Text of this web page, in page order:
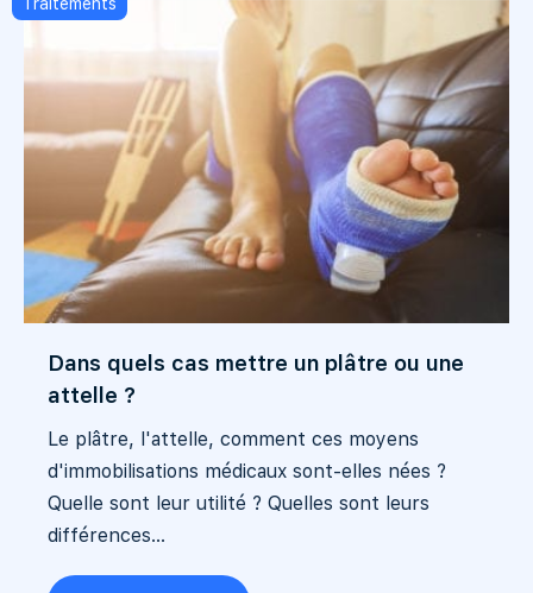
Dans quels cas mettre un plâtre ou une
attelle ?
Le plâtre, l'attelle, comment ces moyens
d'immobilisations médicaux sont-elles nées ?
Quelle sont leur utilité ? Quelles sont leurs
différences...